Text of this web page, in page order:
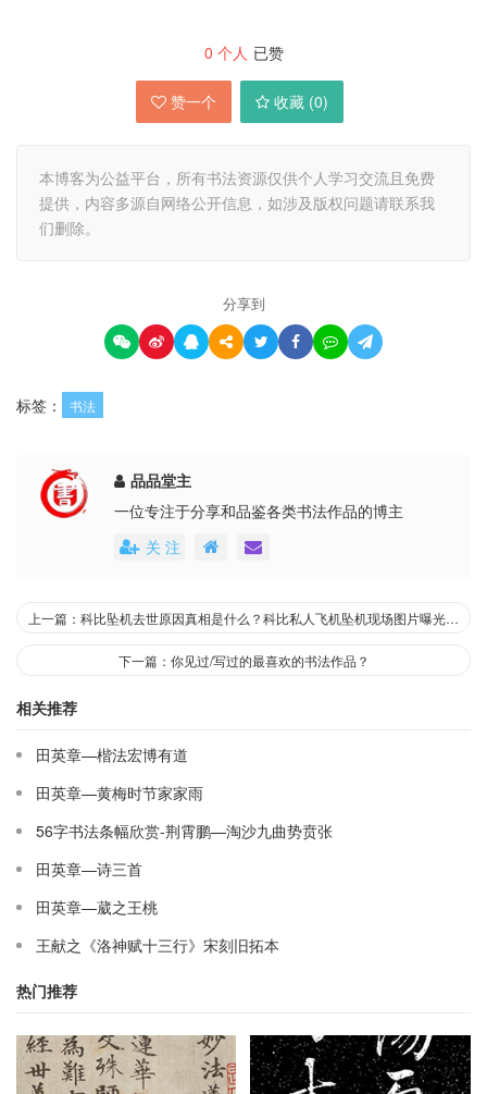
0 个人 已赞
赞一个 收藏 (0)
本博客为公益平台，所有书法资源仅供个人学习交流且免费
提供，内容多源自网络公开信息，如涉及版权问题请联系我
们删除。
分享到
标签： 书法
品品堂主
一位专注于分享和品鉴各类书法作品的博主
关 注
上一篇：科比坠机去世原因真相是什么？科比私人飞机坠机现场图片曝光-NBA巨星科比和女儿Gigi去世
下一篇：你见过/写过的最喜欢的书法作品？
相关推荐
田英章—楷法宏博有道
田英章—黄梅时节家家雨
56字书法条幅欣赏-荆霄鹏—淘沙九曲势贲张
田英章—诗三首
田英章—葳之王桃
王献之《洛神赋十三行》宋刻旧拓本
热门推荐